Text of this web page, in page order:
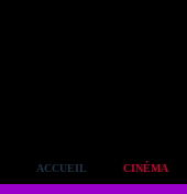
ACCUEIL CINÉMA